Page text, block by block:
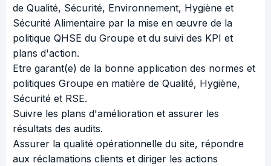
de Qualité, Sécurité, Environnement, Hygiène et
Sécurité Alimentaire par la mise en œuvre de la
politique QHSE du Groupe et du suivi des KPI et
plans d'action.
Etre garant(e) de la bonne application des normes et
politiques Groupe en matière de Qualité, Hygiène,
Sécurité et RSE.
Suivre les plans d'amélioration et assurer les
résultats des audits.
Assurer la qualité opérationnelle du site, répondre
aux réclamations clients et diriger les actions